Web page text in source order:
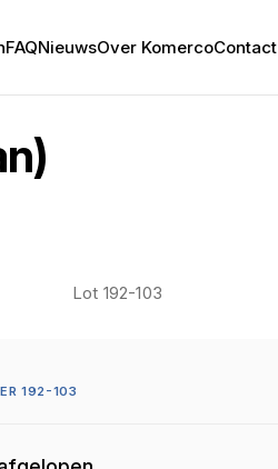
FAQNieuwsOver KomercoContact
Lot 192-103
192-103